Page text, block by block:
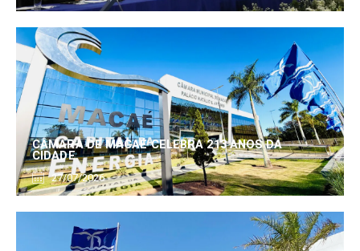
CÂMARA DE MACAÉ CELEBRA 213 ANOS DA
CIDADE
27/07/2026